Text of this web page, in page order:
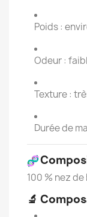
Poids :
Odeur :
Texture :
Durée de
100 % nez
🔬